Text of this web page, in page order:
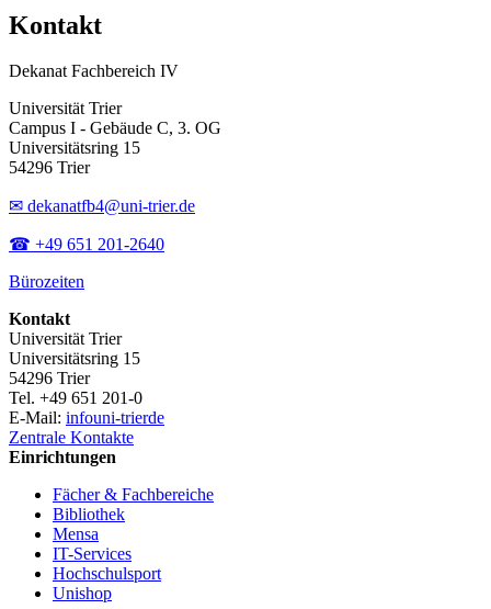
Kontakt
Dekanat Fachbereich IV
Universität Trier
Campus I - Gebäude C, 3. OG
Universitätsring 15
54296 Trier
✉ dekanatfb4@uni-trier.de
☎ +49 651 201-2640
Bürozeiten
Kontakt
Universität Trier
Universitätsring 15
54296 Trier
Tel. +49 651 201-0
E-Mail: infouni-trierde
Zentrale Kontakte
Einrichtungen
Fächer & Fachbereiche
Bibliothek
Mensa
IT-Services
Hochschulsport
Unishop